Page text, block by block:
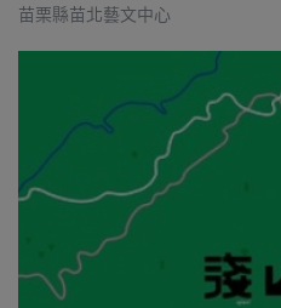
苗栗縣苗北藝文中心